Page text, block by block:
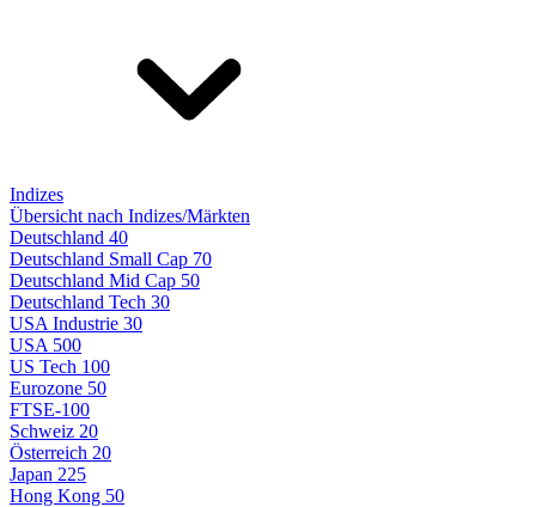
Indizes
Übersicht nach Indizes/Märkten
Deutschland 40
Deutschland Small Cap 70
Deutschland Mid Cap 50
Deutschland Tech 30
USA Industrie 30
USA 500
US Tech 100
Eurozone 50
FTSE-100
Schweiz 20
Österreich 20
Japan 225
Hong Kong 50